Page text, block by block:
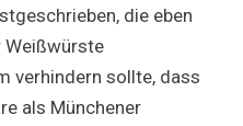
die eben
Weißwürste
verhindern sollte, dass
als Münchener